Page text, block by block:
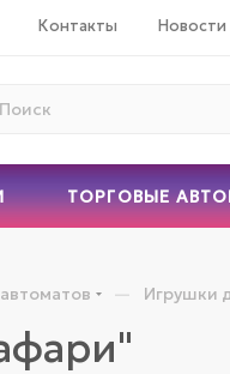
Контакты Новости
ТОРГОВЫЕ
— Игрушки